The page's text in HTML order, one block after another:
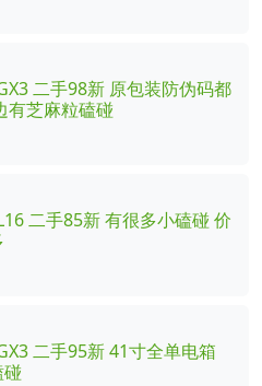
二手98新 原包装防伪码都
有芝麻粒磕碰
二手85新 有很多小磕碰 价
二手95新 41寸全单电箱
碰